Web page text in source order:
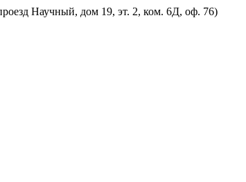
Научный, дом 19, эт. 2, ком. 6Д, оф. 76)